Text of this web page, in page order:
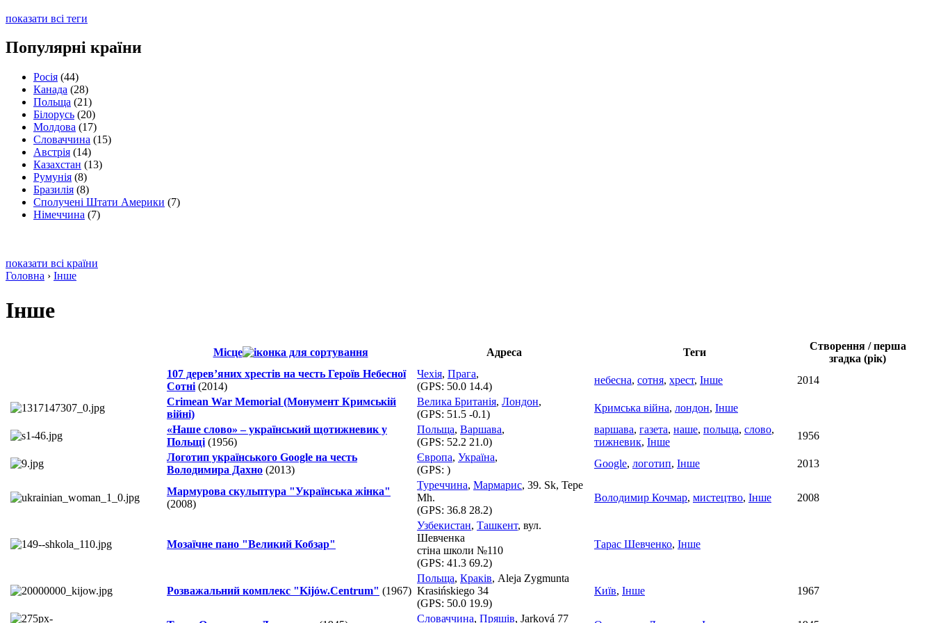
показати всі теги
Популярні країни
Росія (44)
Канада (28)
Польща (21)
Білорусь (20)
Молдова (17)
Словаччина (15)
Австрія (14)
Казахстан (13)
Румунія (8)
Бразилія (8)
Сполучені Штати Америки (7)
Німеччина (7)
показати всі країни
Головна › Інше
Інше
Місце Адреса Теги
Створення / перша
згадка (рік)
107 дерев’яних хрестів на честь Героїв Небесної
Сотні (2014)
Чехія, Прага,
(GPS: 50.0 14.4)
небесна, сотня, хрест, Інше
2014
Crimean War Memorial (Монумент Кримській
війні)
Велика Британія, Лондон,
(GPS: 51.5 -0.1)
Кримська війна, лондон, Інше
«Наше слово» – український щотижневик у
Польщі (1956)
Польща, Варшава,
(GPS: 52.2 21.0)
варшава, газета, наше, польща, слово,
тижневик, Інше
1956
Логотип українського Google на честь
Володимира Дахно (2013)
Європа, Україна,
(GPS: )
Google, логотип, Інше 2013
Мармурова скульптура "Українська жінка"
(2008)
Туреччина, Мармарис, 39. Sk, Tepe
Mh.
(GPS: 36.8 28.2)
Володимир Кочмар, мистецтво, Інше 2008
Мозаїчне пано "Великий Кобзар"
Узбекистан, Ташкент, вул.
Шевченка
стіна школи №110
(GPS: 41.3 69.2)
Тарас Шевченко, Інше
Розважальний комплекс "Kijów.Centrum" (1967)
Польща, Краків, Aleja Zygmunta
Krasińskiego 34
(GPS: 50.0 19.9)
Київ, Інше 1967
Словаччина, Пряшів, Jarková 77